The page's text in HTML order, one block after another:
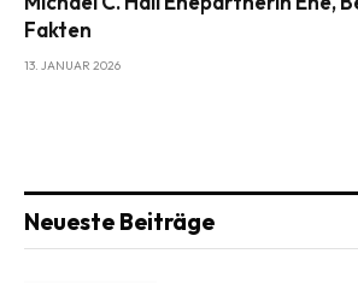
Fakten
13. JANUAR 2026
Neueste Beiträge